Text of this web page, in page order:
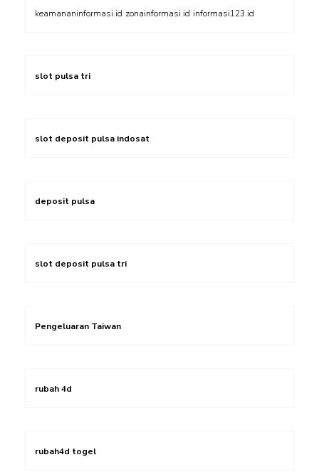
keamananinformasi.id zonainformasi.id informasi123.id
slot pulsa tri
slot deposit pulsa indosat
deposit pulsa
slot deposit pulsa tri
Pengeluaran Taiwan
rubah 4d
rubah4d togel